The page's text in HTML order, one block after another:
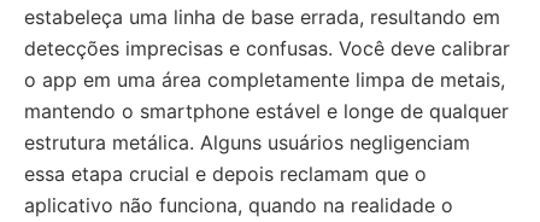
estabeleça uma linha de base errada, resultando em
detecções imprecisas e confusas. Você deve calibrar
o app em uma área completamente limpa de metais,
mantendo o smartphone estável e longe de qualquer
estrutura metálica. Alguns usuários negligenciam
essa etapa crucial e depois reclamam que o
aplicativo não funciona, quando na realidade o